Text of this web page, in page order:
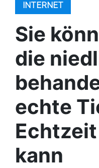
INTERNET
Sie
die
echte
kann